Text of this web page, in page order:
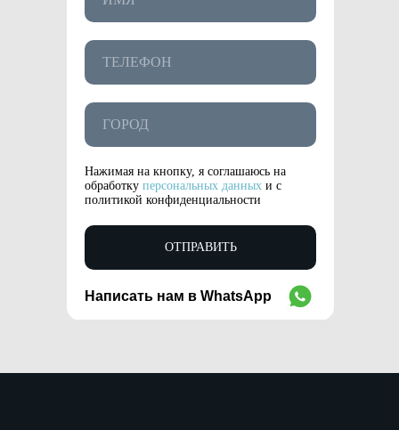
Написать нам в WhatsApp
Нажимая на кнопку, я соглашаюсь на
обработку персональных данных и с
политикой конфиденциальности
ОТПРАВИТЬ
WhatsApp